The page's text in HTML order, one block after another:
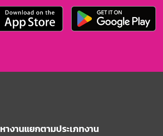
หางานแยกตามประเภทงาน